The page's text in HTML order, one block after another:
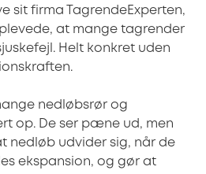
sit firma TagrendeExperten,
at mange tagrender
Helt konkret uden
nedløbsrør og
op. De ser pæne ud, men
nedløb udvider sig, når de
ekspansion, og gør at